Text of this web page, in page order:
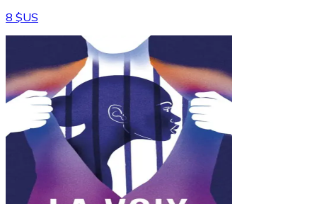
8 $US